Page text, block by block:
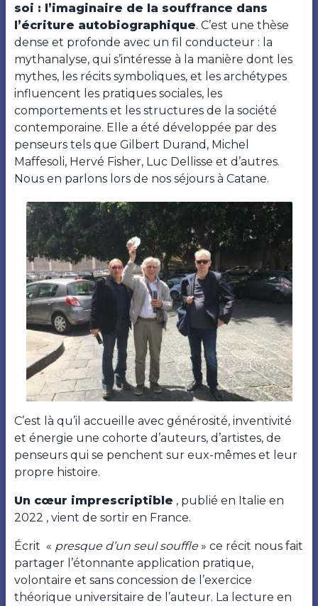
soi : l’imaginaire de la souffrance dans
l’écriture autobiographique. C’est une thèse
dense et profonde avec un fil conducteur : la
mythanalyse, qui s’intéresse à la manière dont les
mythes, les récits symboliques, et les archétypes
influencent les pratiques sociales, les
comportements et les structures de la société
contemporaine. Elle a été développée par des
penseurs tels que Gilbert Durand, Michel
Maffesoli, Hervé Fisher, Luc Dellisse et d’autres.
Nous en parlons lors de nos séjours à Catane.
C’est là qu’il accueille avec générosité, inventivité
et énergie une cohorte d’auteurs, d’artistes, de
penseurs qui se penchent sur eux-mêmes et leur
propre histoire.
Un cœur imprescriptible , publié en Italie en
2022 , vient de sortir en France.
Écrit « presque d’un seul souffle» ce récit nous fait
partager l’étonnante application pratique,
volontaire et sans concession de l’exercice
théorique universitaire de l’auteur. La lecture en